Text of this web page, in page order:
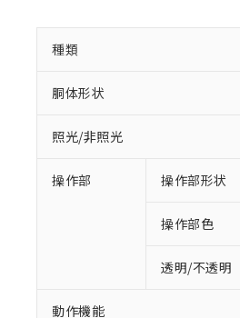
種類
胴体形状
照光/非照光
操作部 操作部形状
操作部色
透明/不透明
動作機能